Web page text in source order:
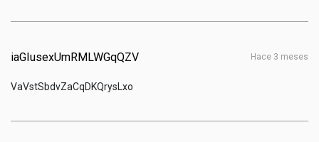
hace 3 meses
iaGIusexUmRMLWGqQZV
VaVstSbdvZaCqDKQrysLxo